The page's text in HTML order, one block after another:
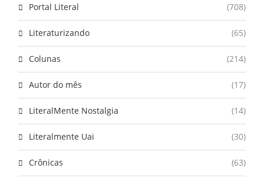
Portal Literal (708)
Literaturizando (65)
Colunas (214)
Autor do mês (17)
LiteralMente Nostalgia (14)
Literalmente Uai (30)
Crônicas (63)